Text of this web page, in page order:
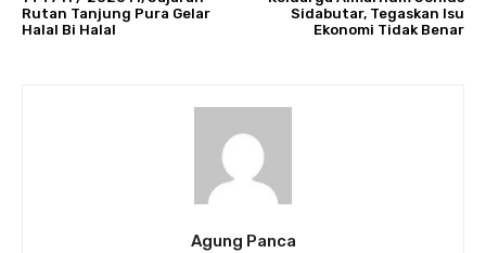
Rutan Tanjung Pura Gelar
Halal Bi Halal
Sidabutar, Tegaskan Isu
Ekonomi Tidak Benar
Agung Panca